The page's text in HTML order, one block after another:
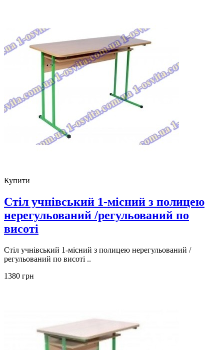
Купити
Стіл учнівський 1-місний з полицею
нерегульований /регульований по
висоті
Стіл учнівський 1-місний з полицею нерегульований /
регульований по висоті ..
1380 грн